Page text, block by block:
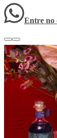
Entre no